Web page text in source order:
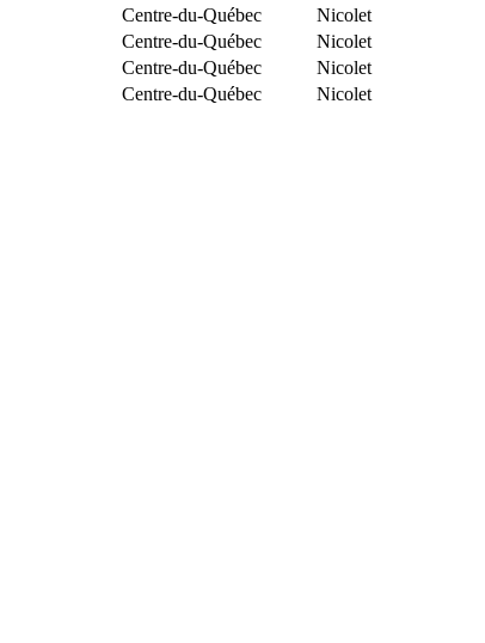
Centre-du-Québec
Nicolet
Centre-du-Québec
Nicolet
Centre-du-Québec
Nicolet
Centre-du-Québec Nicolet